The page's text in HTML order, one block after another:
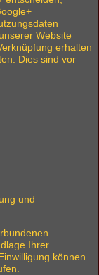
Website
erhalten
Dies sind vor
und
Ihrer
können